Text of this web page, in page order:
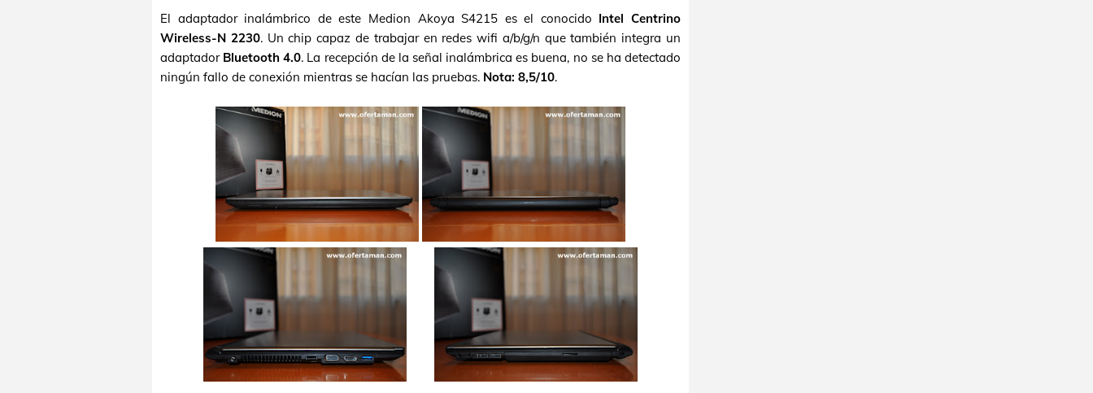
El adaptador inalámbrico de este Medion Akoya S4215 es el conocido Intel Centrino
Wireless-N 2230. Un chip capaz de trabajar en redes wifi a/b/g/n que también integra un
adaptador Bluetooth 4.0. La recepción de la señal inalámbrica es buena, no se ha detectado
ningún fallo de conexión mientras se hacían las pruebas. Nota: 8,5/10.